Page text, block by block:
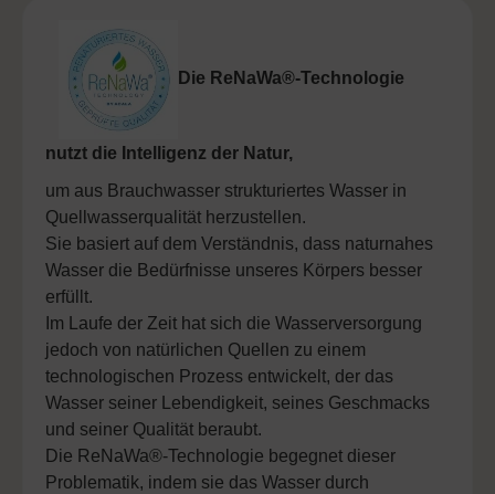
Die ReNaWa®-Technologie
nutzt die Intelligenz der Natur,
um aus Brauchwasser strukturiertes Wasser in
Quellwasserqualität herzustellen.
Sie basiert auf dem Verständnis, dass naturnahes
Wasser die Bedürfnisse unseres Körpers besser
erfüllt.
Im Laufe der Zeit hat sich die Wasserversorgung
jedoch von natürlichen Quellen zu einem
technologischen Prozess entwickelt, der das
Wasser seiner Lebendigkeit, seines Geschmacks
und seiner Qualität beraubt.
Die ReNaWa®-Technologie begegnet dieser
Problematik, indem sie das Wasser durch